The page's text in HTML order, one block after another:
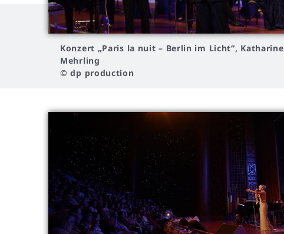
Konzert „Paris la nuit – Berlin im Licht“, Katharine
Mehrling
© dp production